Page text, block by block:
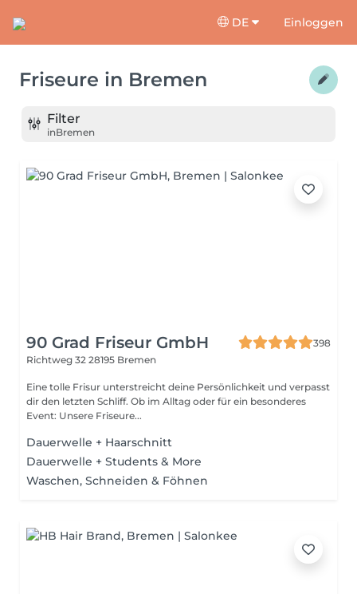
DE Einloggen
Friseure in Bremen
Filter
inBremen
90 Grad Friseur GmbH
398
Richtweg 32 28195 Bremen
Eine tolle Frisur unterstreicht deine Persönlichkeit und verpasst
dir den letzten Schliff. Ob im Alltag oder für ein besonderes
Event: Unsere Friseure...
Dauerwelle + Haarschnitt
Dauerwelle + Students & More
Waschen, Schneiden & Föhnen